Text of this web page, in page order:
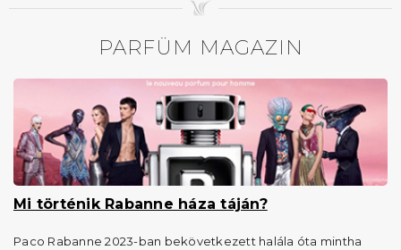
PARFÜM MAGAZIN
Mi történik Rabanne háza táján?
Paco Rabanne 2023-ban bekövetkezett halála óta mintha